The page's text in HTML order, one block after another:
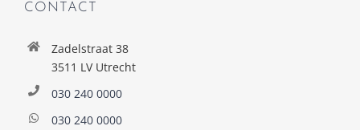
CONTACT
Zadelstraat 38
3511 LV Utrecht
030 240 0000
030 240 0000